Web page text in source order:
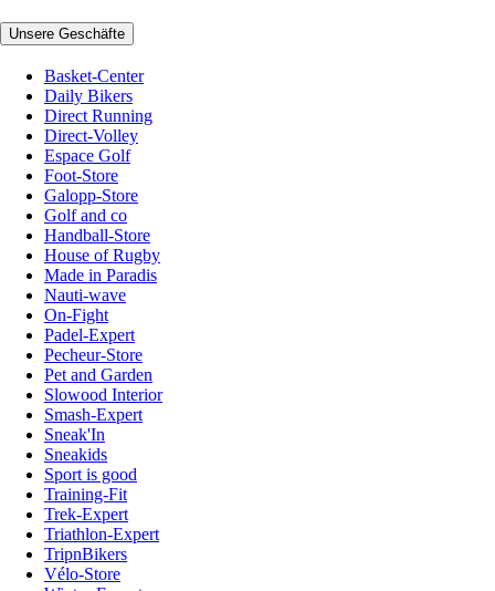
Unsere Geschäfte
Basket-Center
Daily Bikers
Direct Running
Direct-Volley
Espace Golf
Foot-Store
Galopp-Store
Golf and co
Handball-Store
House of Rugby
Made in Paradis
Nauti-wave
On-Fight
Padel-Expert
Pecheur-Store
Pet and Garden
Slowood Interior
Smash-Expert
Sneak'In
Sneakids
Sport is good
Training-Fit
Trek-Expert
Triathlon-Expert
TripnBikers
Vélo-Store